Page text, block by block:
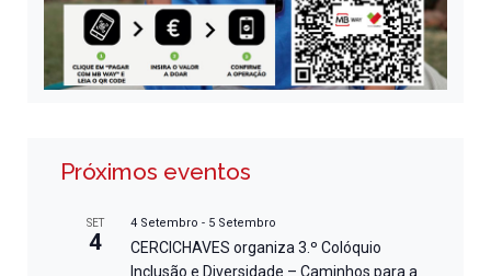
Próximos eventos
SET
4
4 Setembro - 5 Setembro
CERCICHAVES organiza 3.º Colóquio
Inclusão e Diversidade – Caminhos para a